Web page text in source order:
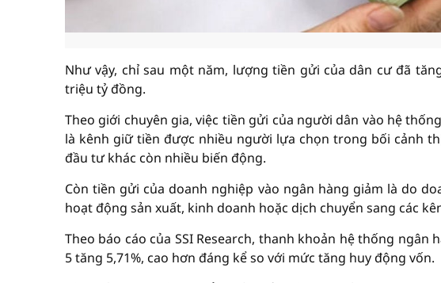
Như vậy, chỉ sau một năm, lượng tiền gửi của dân cư đã
triệu tỷ đồng.
Theo giới chuyên gia, việc tiền gửi của người dân vào hệ
là kênh giữ tiền được nhiều người lựa chọn trong bối cảnh
đầu tư khác còn nhiều biến động.
Còn tiền gửi của doanh nghiệp vào ngân hàng giảm là do
hoạt động sản xuất, kinh doanh hoặc dịch chuyển sang các
Theo báo cáo của SSI Research, thanh khoản hệ thống
5 tăng 5,71%, cao hơn đáng kể so với mức tăng huy động vốn.